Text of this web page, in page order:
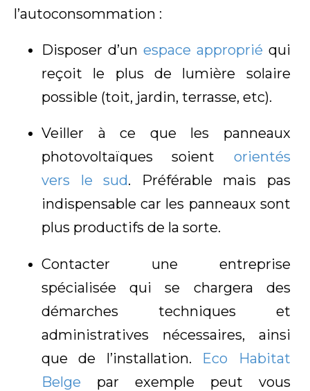
l’autoconsommation :
Disposer d’un espace approprié qui
reçoit le plus de lumière solaire
possible (toit, jardin, terrasse, etc).
Veiller à ce que les panneaux
photovoltaïques soient orientés
vers le sud. Préférable mais pas
indispensable car les panneaux sont
plus productifs de la sorte.
Contacter une entreprise
spécialisée qui se chargera des
démarches techniques et
administratives nécessaires, ainsi
que de l’installation. Eco Habitat
Belge par exemple peut vous